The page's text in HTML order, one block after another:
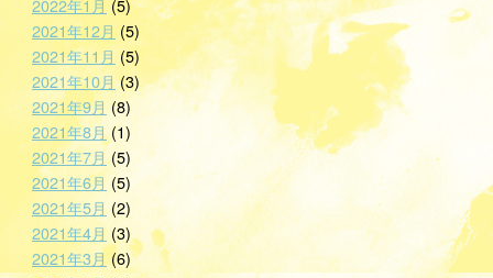
2022年1月 (5)
2021年12月 (5)
2021年11月 (5)
2021年10月(3)
2021年9月(8)
2021年8月(1)
2021年7月(5)
2021年6月 (5)
2021年5月 (2)
2021年4月 (3)
2021年3月 (6)